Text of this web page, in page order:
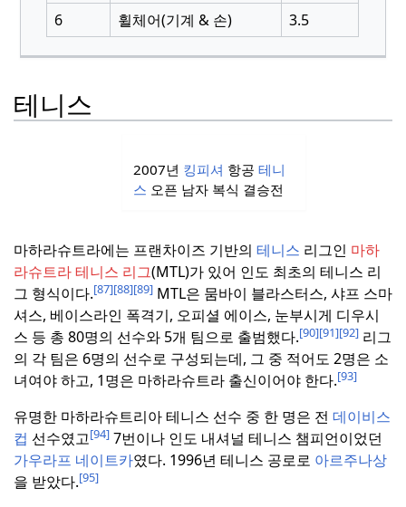
6
휠체어(기계 & 손) 3.5
테니스
2007년 킹피셔 항공 테니
스 오픈 남자 복식 결승전
마하라슈트라에는 프랜차이즈 기반의 테니스 리그인 마하
라슈트라 테니스 리그(MTL)가 있어 인도 최초의 테니스 리
그 형식이다.[87][88][89] MTL은 뭄바이 블라스터스, 샤프 스마
셔스, 베이스라인 폭격기, 오피셜 에이스, 눈부시게 디우시
스 등 총 80명의 선수와 5개 팀으로 출범했다.[90][91][92] 리그
의 각 팀은 6명의 선수로 구성되는데, 그 중 적어도 2명은 소
녀여야 하고, 1명은 마하라슈트라 출신이어야 한다.[93]
유명한 마하라슈트리아 테니스 선수 중 한 명은 전 데이비스
컵 선수였고[94] 7번이나 인도 내셔널 테니스 챔피언이었던
가우라프 네이트카였다. 1996년 테니스 공로로 아르주나상
을 받았다.[95]